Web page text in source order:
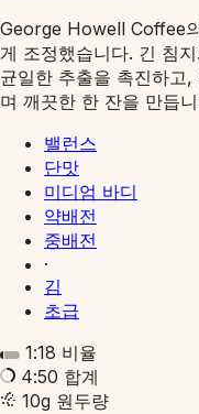
George Howell Coffee
게 조정했습니다. 긴 침
균일한 추출을 촉진하고
며 깨끗한 한 잔을 만듭
밸런스
단맛
미디엄 바디
약배전
중배전
·
김
초급
1:18 비율
4:50 합계
10g 원두량